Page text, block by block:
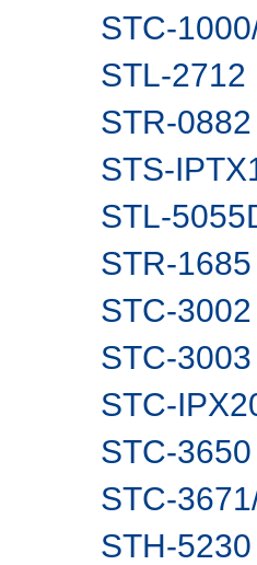
STC-
STL-2712
STR-0882
STS-
STL-
STR-1685
STC-3002
STC-3003
STC-
STC-
STC-
STH-5230